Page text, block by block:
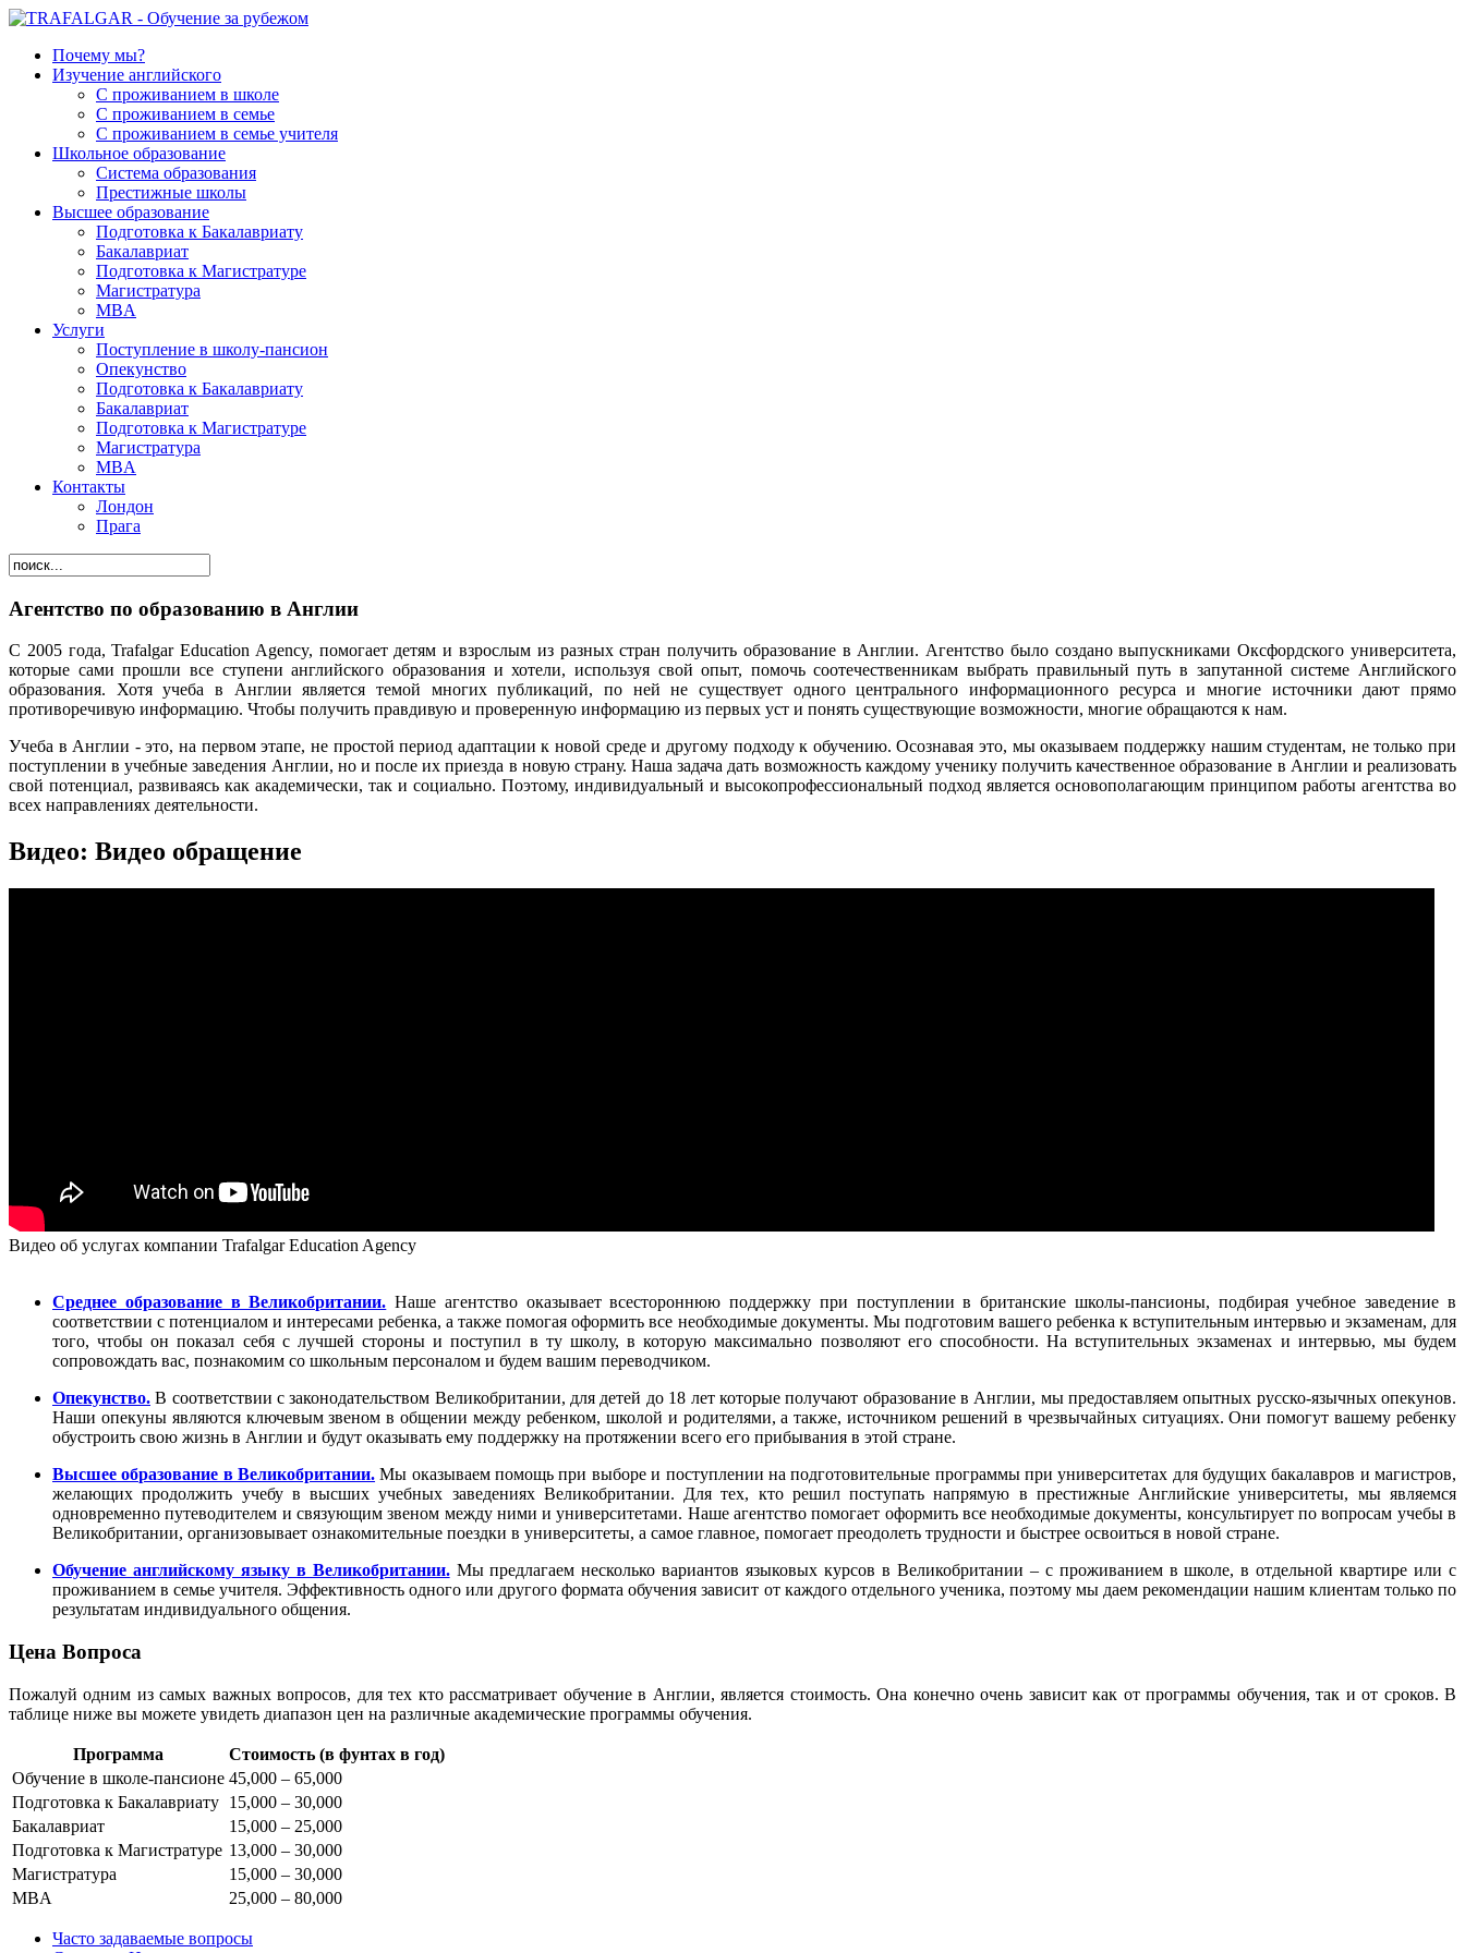
Почему мы?
Изучение английского
С проживанием в школе
С проживанием в семье
С проживанием в семье учителя
Школьное образование
Система образования
Престижные школы
Высшее образование
Подготовка к Бакалавриату
Бакалавриат
Подготовка к Магистратуре
Магистратура
MBA
Услуги
Поступление в школу-пансион
Опекунство
Подготовка к Бакалавриату
Бакалавриат
Подготовка к Магистратуре
Магистратура
MBA
Контакты
Лондон
Прага
Агентство по образованию в Англии
С 2005 года, Trafalgar Education Agency, помогает детям и взрослым из разных стран получить образование в Англии. Агентство было создано выпускниками Оксфордского университета,
которые сами прошли все ступени английского образования и хотели, используя свой опыт, помочь соотечественникам выбрать правильный путь в запутанной системе Английского
образования. Хотя учеба в Англии является темой многих публикаций, по ней не существует одного центрального информационного ресурса и многие источники дают прямо
противоречивую информацию. Чтобы получить правдивую и проверенную информацию из первых уст и понять существующие возможности, многие обращаются к нам.
Учеба в Англии - это, на первом этапе, не простой период адаптации к новой среде и другому подходу к обучению. Осознавая это, мы оказываем поддержку нашим студентам, не только при
поступлении в учебные заведения Англии, но и после их приезда в новую страну. Наша задача дать возможность каждому ученику получить качественное образование в Англии и реализовать
свой потенциал, развиваясь как академически, так и социально. Поэтому, индивидуальный и высокопрофессиональный подход является основополагающим принципом работы агентства во
всех направлениях деятельности.
Видео: Видео обращение
Видео об услугах компании Trafalgar Education Agency
Среднее образование в Великобритании. Наше агентство оказывает всестороннюю поддержку при поступлении в британские школы-пансионы, подбирая учебное заведение в
соответствии с потенциалом и интересами ребенка, а также помогая оформить все необходимые документы. Мы подготовим вашего ребенка к вступительным интервью и экзаменам, для
того, чтобы он показал себя с лучшей стороны и поступил в ту школу, в которую максимально позволяют его способности. На вступительных экзаменах и интервью, мы будем
сопровождать вас, познакомим со школьным персоналом и будем вашим переводчиком.
Опекунство. В соответствии с законодательством Великобритании, для детей до 18 лет которые получают образование в Англии, мы предоставляем опытных русско-язычных опекунов.
Наши опекуны являются ключевым звеном в общении между ребенком, школой и родителями, а также, источником решений в чрезвычайных ситуациях. Они помогут вашему ребенку
обустроить свою жизнь в Англии и будут оказывать ему поддержку на протяжении всего его прибывания в этой стране.
Высшее образование в Великобритании. Мы оказываем помощь при выборе и поступлении на подготовительные программы при университетах для будущих бакалавров и магистров,
желающих продолжить учебу в высших учебных заведениях Великобритании. Для тех, кто решил поступать напрямую в престижные Английские университеты, мы являемся
одновременно путеводителем и связующим звеном между ними и университетами. Наше агентство помогает оформить все необходимые документы, консультирует по вопросам учебы в
Великобритании, организовывает ознакомительные поездки в университеты, а самое главное, помогает преодолеть трудности и быстрее освоиться в новой стране.
Обучение английскому языку в Великобритании.Мы предлагаем несколько вариантов языковых курсов в Великобритании – с проживанием в школе, в отдельной квартире или с
проживанием в семье учителя. Эффективность одного или другого формата обучения зависит от каждого отдельного ученика, поэтому мы даем рекомендации нашим клиентам только по
результатам индивидуального общения.
Цена Вопроса
Пожалуй одним из самых важных вопросов, для тех кто рассматривает обучение в Англии, является стоимость. Она конечно очень зависит как от программы обучения, так и от сроков. В
таблице ниже вы можете увидеть диапазон цен на различные академические программы обучения.
Программа
Стоимость (в фунтах в год)
Обучение в школе-пансионе 45,000 – 65,000
Подготовка к Бакалавриату 15,000 – 30,000
Бакалавриат
15,000 – 25,000
Подготовка к Магистратуре 13,000 – 30,000
Магистратура
15,000 – 30,000
MBA
25,000 – 80,000
Часто задаваемые вопросы